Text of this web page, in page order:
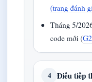
(trang đánh
Tháng 5/
code mới (
4 Điều tiếp